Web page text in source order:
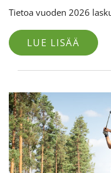
Tietoa vuoden 2026
LUE LISÄÄ